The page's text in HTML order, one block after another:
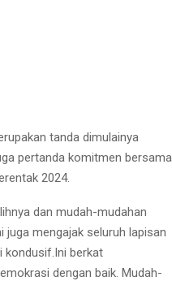
tanda dimulainya
pertanda komitmen bersama
2024.
dan mudah-mudahan
juga mengajak seluruh lapisan
kondusif.Ini berkat
dengan baik. Mudah-